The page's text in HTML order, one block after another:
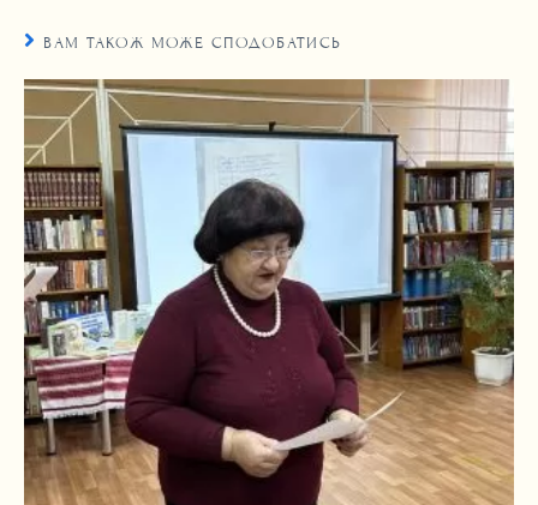
ВАМ ТАКОЖ МОЖЕ СПОДОБАТИСЬ